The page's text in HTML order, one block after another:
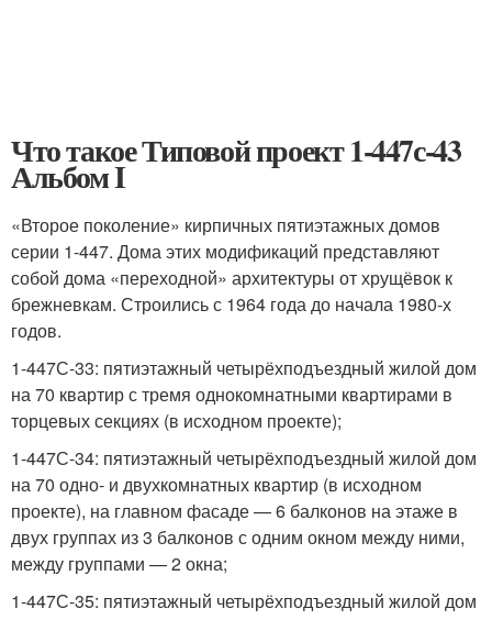
Что такое Типовой проект 1-447с-43
Альбом I
«Второе поколение» кирпичных пятиэтажных домов
серии 1-447. Дома этих модификаций представляют
собой дома «переходной» архитектуры от хрущёвок к
брежневкам. Строились с 1964 года до начала 1980-х
годов.
1-447С-33: пятиэтажный четырёхподъездный жилой дом
на 70 квартир с тремя однокомнатными квартирами в
торцевых секциях (в исходном проекте);
1-447С-34: пятиэтажный четырёхподъездный жилой дом
на 70 одно- и двухкомнатных квартир (в исходном
проекте), на главном фасаде — 6 балконов на этаже в
двух группах из 3 балконов с одним окном между ними,
между группами — 2 окна;
1-447С-35: пятиэтажный четырёхподъездный жилой дом